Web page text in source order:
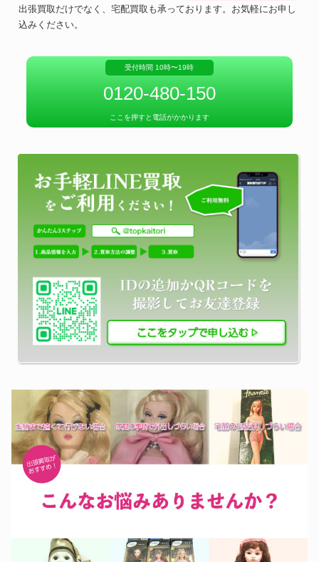
出張買取だけでなく、宅配買取も承っております。お気軽にお申し
込みください。
受付時間 10時〜19時
0120-480-150
ここを押すと電話がかかります